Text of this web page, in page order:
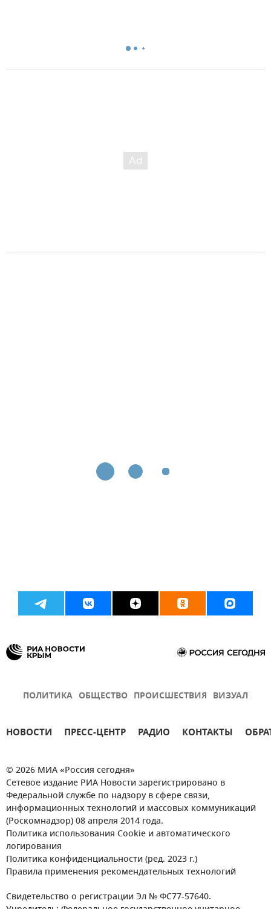
ПОЛИТИКА ОБЩЕСТВО ПРОИСШЕСТВИЯ ВИЗУАЛ
НОВОСТИ ПРЕСС-ЦЕНТР РАДИО КОНТАКТЫ
© 2026 МИА «Россия сегодня»
Сетевое издание РИА Новости зарегистрировано в
Федеральной службе по надзору в сфере связи,
информационных технологий и массовых коммуникаций
(Роскомнадзор) 08 апреля 2014 года.
Политика использования Cookie и автоматического
логирования
Политика конфиденциальности (ред. 2023 г.)
Правила применения рекомендательных технологий
Свидетельство о регистрации Эл № ФС77-57640.